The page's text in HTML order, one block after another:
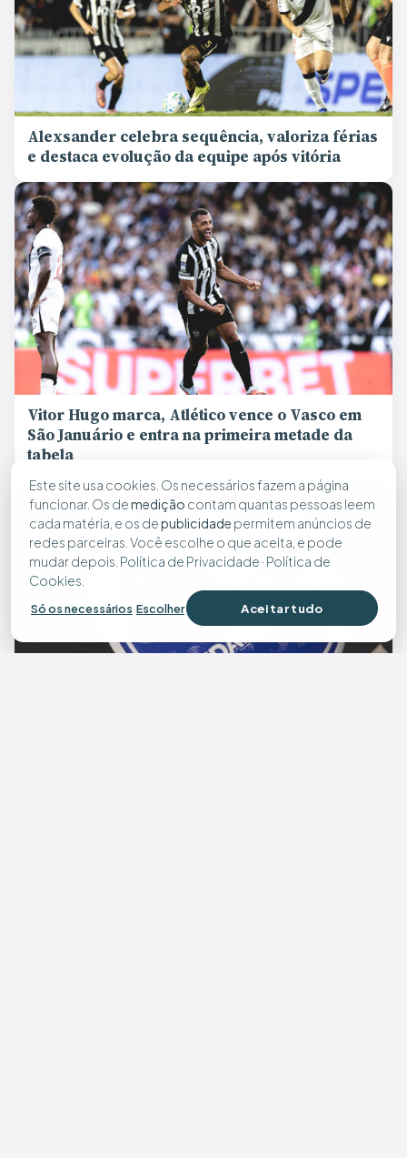
Alexsander celebra sequência, valoriza férias
e destaca evolução da equipe após vitória
Vitor Hugo marca, Atlético vence o Vasco em
São Januário e entra na primeira metade da
tabela
Este site usa cookies. Os necessários fazem a página
funcionar. Os demedição contam quantas pessoas leem
cada matéria, e os depublicidade permitem anúncios de
redes parceiras. Você escolhe o que aceita, e pode
mudar depois. Política de Privacidade · Política de
Cookies
Só os necessários Escolher Aceitar tudo